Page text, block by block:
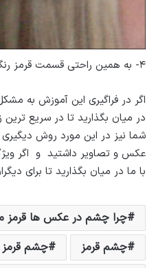
۴- به همین راحتی قسمت قرمز رنگ و اثار آن پاک می شود
اگر در فراگیری این آموزش به
در میان بگذارید تا در سریع
شما نیز در این مورد روش
عکس و تصاویر داشتید و اگر
با ما در میان بگذارید تا برای
چرا چشم در عکس ها قرمز
چشم قرمز
چشم